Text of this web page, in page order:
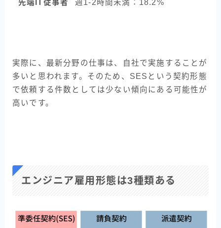
先端IT従事者 週1-2時間未満：18.2%
実際に、最新分野の仕事は、自社で実施することが
多いと思われます。そのため、SESという契約形態
で依頼する件数としては少ない傾向にある可能性が
高いです。
エンジニア雇用形態は3種類ある